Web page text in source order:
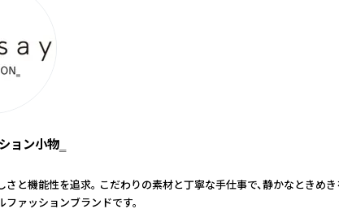
ョン小物‗
さと機能性を追求。 こだわりの素材と丁寧な手仕事で、静かなときめ
ァッションブランドです。